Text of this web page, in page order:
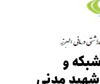
و
شهید مدنی